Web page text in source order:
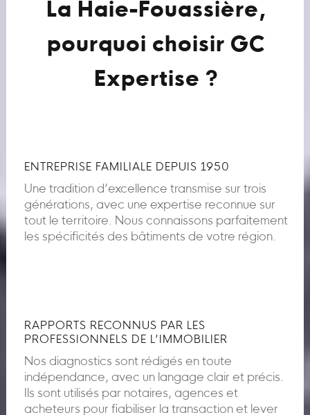
La Haie-Fouassière,
pourquoi choisir GC
Expertise ?
ENTREPRISE FAMILIALE DEPUIS 1950
Une tradition d’excellence transmise sur trois
générations, avec une expertise reconnue sur
tout le territoire. Nous connaissons parfaitement
les spécificités des bâtiments de votre région.
RAPPORTS RECONNUS PAR LES
PROFESSIONNELS DE L’IMMOBILIER
Nos diagnostics sont rédigés en toute
indépendance, avec un langage clair et précis.
Ils sont utilisés par notaires, agences et
acheteurs pour fiabiliser la transaction et lever